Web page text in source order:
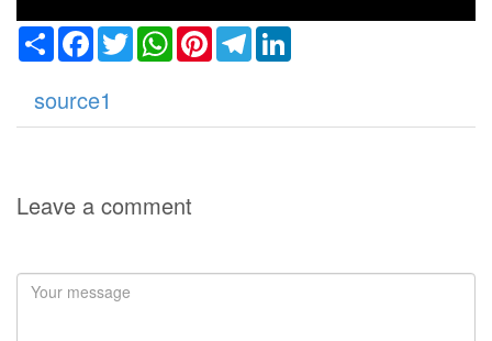
ShareFacebook
TwitterWhatsApp
PinterestTelegram
source1
Leave a comment